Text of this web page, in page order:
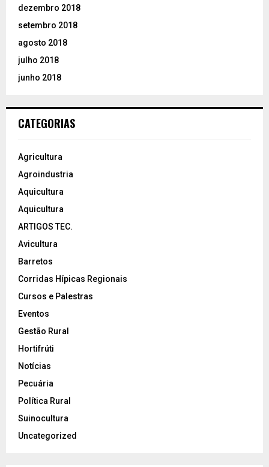
dezembro 2018
setembro 2018
agosto 2018
julho 2018
junho 2018
CATEGORIAS
Agricultura
Agroindustria
Aquicultura
Aquicultura
ARTIGOS TEC.
Avicultura
Barretos
Corridas Hípicas Regionais
Cursos e Palestras
Eventos
Gestão Rural
Hortifrúti
Notícias
Pecuária
Política Rural
Suinocultura
Uncategorized